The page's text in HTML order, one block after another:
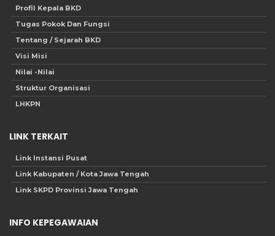
Profil Kepala BKD
Tugas Pokok Dan Fungsi
Tentang / Sejarah BKD
Visi Misi
Nilai -Nilai
Struktur Organisasi
LHKPN
LINK TERKAIT
Link Instansi Pusat
Link Kabupaten / Kota Jawa Tengah
Link SKPD Provinsi Jawa Tengah
INFO KEPEGAWAIAN